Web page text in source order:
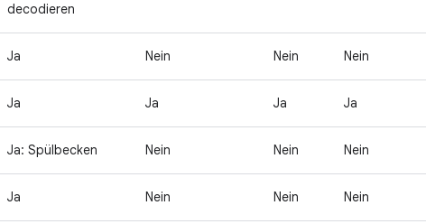
decodieren
Ja Nein Nein Nein
Ja Ja Ja Ja
Ja: Spülbecken Nein Nein Nein
Ja Nein Nein Nein